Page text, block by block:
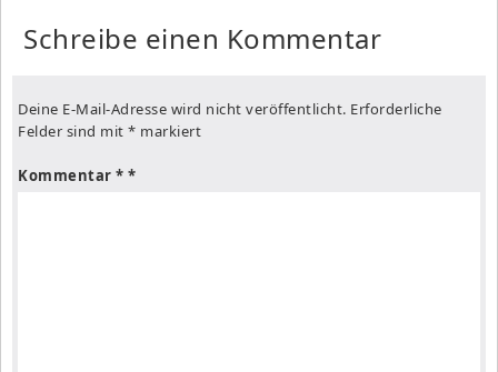
Schreibe einen Kommentar
Deine E-Mail-Adresse wird nicht veröffentlicht. Erforderliche
Felder sind mit * markiert
Kommentar *